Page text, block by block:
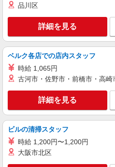
他資格 時給
間外勤務手当 〇
夜勤務手当 〇無
手当 〇早朝7:00
25％UP
パナソニッ
中宮 大阪府枚方
キープ
パート
エイジフリー・ライフ星が丘
有料老人ホー
時給1,447円
による 介護福祉
者研修 時給
律処遇改善加算
エイジフリー
田町9-60
キープ
パート
品川区
詳細を見る
ベルク各店での店内スタッフ
時給 1,065円
古河市・佐野市・前橋市・高
詳細を見る
ビルの清掃スタッフ
時給 1,200円〜1,200円
大阪市北区